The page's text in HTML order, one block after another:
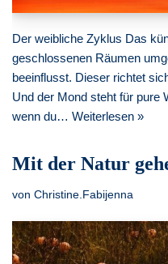
Der weibliche Zyklus Das
geschlossenen Räumen
beeinflusst. Dieser richtet
Und der Mond steht für pure
wenn du… Weiterlesen »
Mit der Natur
von Christine.Fabijenna